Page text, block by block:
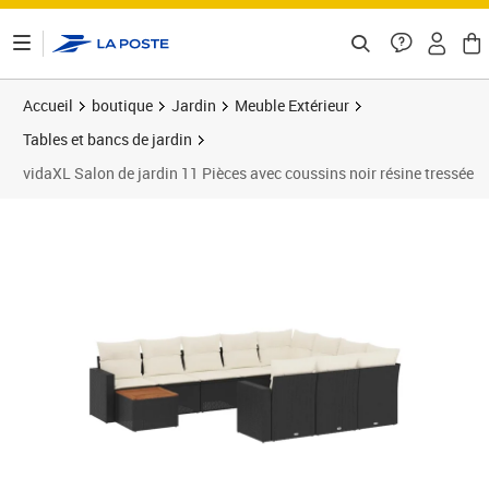
Accueil boutique Jardin
Meuble Extérieur
Tables et bancs de jardin
vidaXL Salon de jardin 11 Pièces avec coussins noir résine tressée